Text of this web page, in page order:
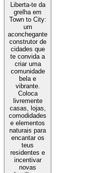
Liberta-te da
grelha em
Town to City:
um
aconchegante
construtor de
cidades que
te convida a
criar uma
comunidade
bela e
vibrante.
Coloca
livremente
casas, lojas,
comodidades
e elementos
naturais para
encantar os
teus
residentes e
incentivar
novas